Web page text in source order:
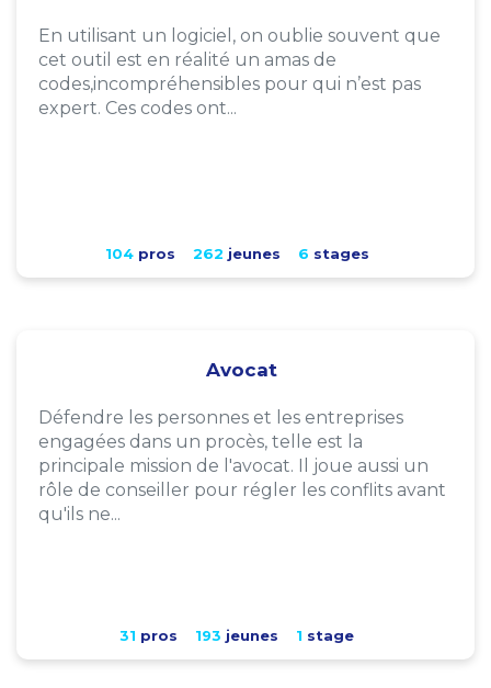
En utilisant un logiciel, on oublie souvent que
cet outil est en réalité un amas de
codes,incompréhensibles pour qui n’est pas
expert. Ces codes ont...
104pros 262 jeunes 6 stages
Avocat
Défendre les personnes et les entreprises
engagées dans un procès, telle est la
principale mission de l'avocat. Il joue aussi un
rôle de conseiller pour régler les conflits avant
qu'ils ne...
31 pros 193 jeunes 1 stage